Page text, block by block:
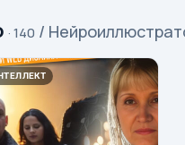
· 140 /